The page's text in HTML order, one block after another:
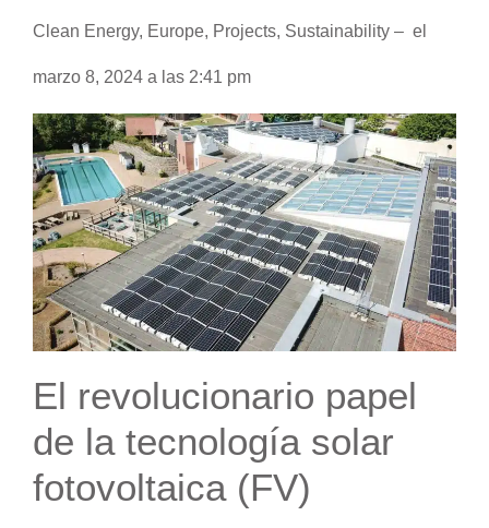
Clean Energy, Europe, Projects, Sustainability – el
marzo 8, 2024 a las 2:41 pm
El revolucionario papel
de la tecnología solar
fotovoltaica (FV)